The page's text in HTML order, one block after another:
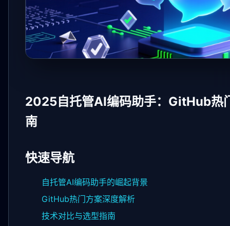
2025自托管AI编码助手：GitHub热
南
快速导航
自托管AI编码助手的崛起背景
GitHub热门方案深度解析
技术对比与选型指南